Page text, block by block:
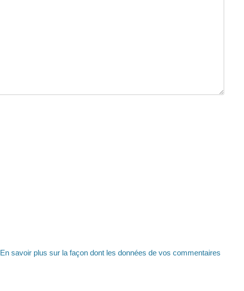
En savoir plus sur la façon dont les données de vos commentaires